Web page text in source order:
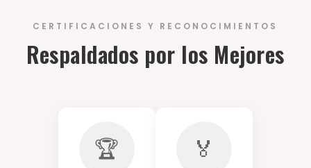
CERTIFICACIONES Y RECONOCIMIENTOS
Respaldados por los Mejores
🏆 🏅